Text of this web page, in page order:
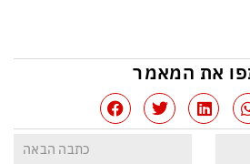
את המאמר
כתבה הבאה